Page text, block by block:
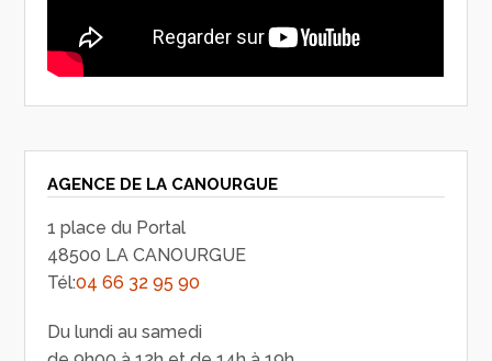
AGENCE DE LA CANOURGUE
1 place du Portal
48500 LA CANOURGUE
Tél:04 66 32 95 90
Du lundi au samedi